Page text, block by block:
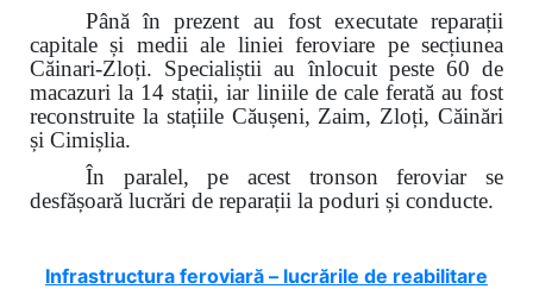
Până în prezent au fost executate reparații
capitale și medii ale liniei feroviare pe secțiunea
Căinari-Zloți. Specialiștii au înlocuit peste 60 de
macazuri la 14 stații, iar liniile de cale ferată au fost
reconstruite la stațiile Căușeni, Zaim, Zloți, Căinări
și Cimișlia.
În paralel, pe acest tronson feroviar se
desfășoară lucrări de reparații la poduri și conducte.
Infrastructura feroviară – lucrările de reabilitare